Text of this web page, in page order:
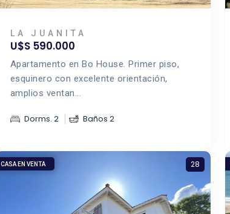
LA JUANITA
U$S 590.000
Apartamento en Bo House. Primer piso,
esquinero con excelente orientación,
amplios ventan...
Dorms. 2 Baños 2
CASA EN VENTA 28